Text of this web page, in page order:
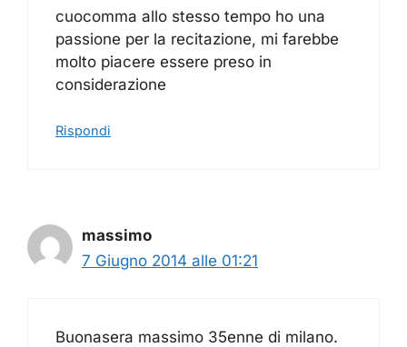
cuocomma allo stesso tempo ho una
passione per la recitazione, mi farebbe
molto piacere essere preso in
considerazione
Rispondi
massimo
7 Giugno 2014 alle 01:21
Buonasera massimo 35enne di milano.